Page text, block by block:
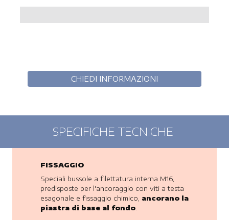
SPECIFICHE TECNICHE
FISSAGGIO
Speciali bussole a filettatura interna M16,
predisposte per l'ancoraggio con viti a testa
esagonale e fissaggio chimico, ancorano la
piastra di base al fondo